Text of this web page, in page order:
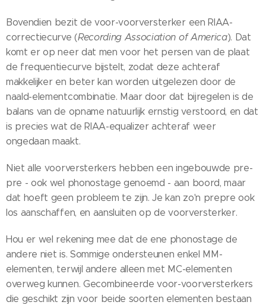
Bovendien bezit de voor-voorversterker een RIAA-
correctiecurve (Recording Association of America). Dat
komt er op neer dat men voor het persen van de plaat
de frequentiecurve bijstelt, zodat deze achteraf
makkelijker en beter kan worden uitgelezen door de
naald-elementcombinatie. Maar door dat bijregelen is de
balans van de opname natuurlijk ernstig verstoord, en dat
is precies wat de RIAA-equalizer achteraf weer
ongedaan maakt.
Niet alle voorversterkers hebben een ingebouwde pre-
pre - ook wel phonostage genoemd - aan boord, maar
dat hoeft geen probleem te zijn. Je kan zo'n prepre ook
los aanschaffen, en aansluiten op de voorversterker.
Hou er wel rekening mee dat de ene phonostage de
andere niet is. Sommige ondersteunen enkel MM-
elementen, terwijl andere alleen met MC-elementen
overweg kunnen. Gecombineerde voor-voorversterkers
die geschikt zijn voor beide soorten elementen bestaan